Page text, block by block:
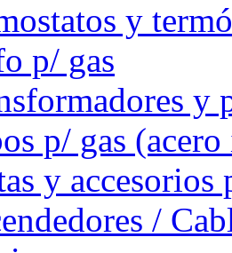
y
p/ gas
y
p/ gas
y accesorios
/